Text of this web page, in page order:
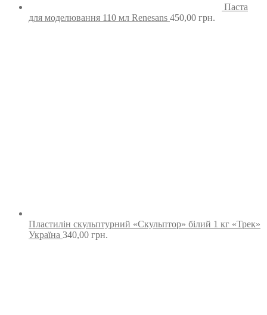
Паста
для моделювання 110 мл Renesans 450,00 грн.
Пластилін скульптурний «Скульптор» білий 1 кг «Трек»
Україна 340,00 грн.